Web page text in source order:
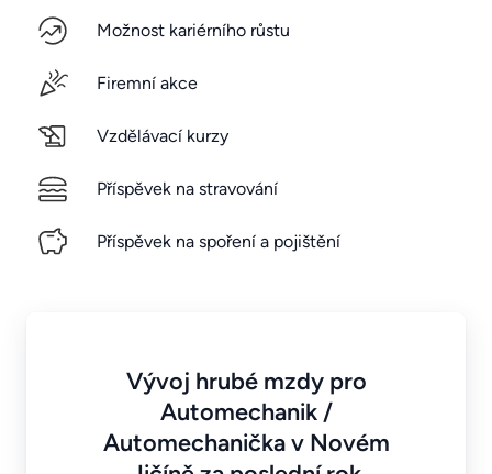
Možnost kariérního růstu
Firemní akce
Vzdělávací kurzy
Příspěvek na stravování
Příspěvek na spoření a pojištění
Vývoj hrubé mzdy pro
Automechanik /
Automechanička v Novém